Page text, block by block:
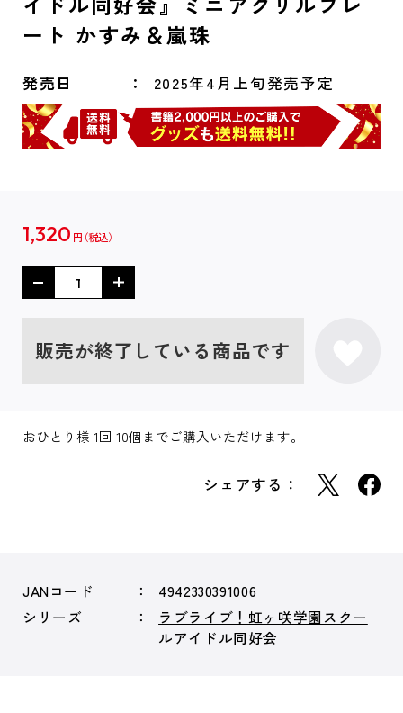
ート かすみ＆嵐珠
発売日 2025年4月上旬発売予定
1,320 円
販売が終了している商品です
おひとり様 1回 10個までご購入いただけます。
シェアする：
JANコード
4942330391006
シリーズ
ラブライブ！虹ヶ咲学園スクー
ルアイドル同好会